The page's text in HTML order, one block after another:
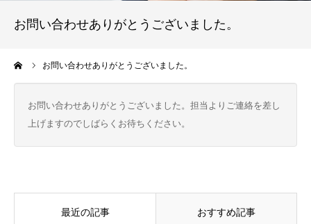
お問い合わせありがとうございました。
お問い合わせありがとうございました。
お問い合わせありがとうございました。担当よりご連絡を差し
上げますのでしばらくお待ちください。
最近の記事 おすすめ記事